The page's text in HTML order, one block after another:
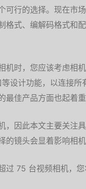
可行的选择。现在市
格式、编解码格式和
机时，您应该考虑相
设计功能，以连接
最佳产品方面也起着
，因此本文主要关注
的镜头会显着影响相
过 75 台视频相机，